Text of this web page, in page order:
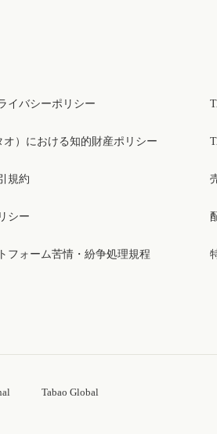
イバシーポリシー
オ）における知的財産ポリシー
規約
シー
フォーム苦情・紛争処理規程
Tabao Global